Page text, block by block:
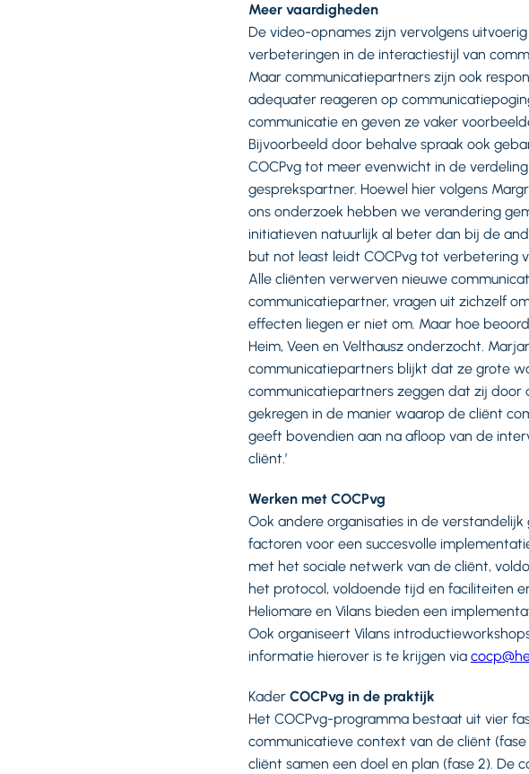
Meer vaardigheden
De video-opnames zijn vervolgens
verbeteringen in de interactiestijl van
Maar communicatiepartners zijn ook
adequater reageren op
communicatie en geven ze vaker
Bijvoorbeeld door behalve spraak ook
COCPvg tot meer evenwicht in de
gesprekspartner. Hoewel hier volgens
ons onderzoek hebben we verandering
initiatieven natuurlijk al beter dan bij de
but not least leidt COCPvg tot verbetering
Alle cliënten verwerven nieuwe
communicatiepartner, vragen uit zichzelf
effecten liegen er niet om. Maar hoe
Heim, Veen en Velthausz onderzocht.
communicatiepartners blijkt dat ze grote
communicatiepartners zeggen dat zij door
gekregen in de manier waarop de cliënt
geeft bovendien aan na afloop van de
cliënt.’
Werken met COCPvg
Ook andere organisaties in de
factoren voor een succesvolle
met het sociale netwerk van de cliënt,
het protocol, voldoende tijd en faciliteiten
Heliomare en Vilans bieden een
Ook organiseert Vilans
informatie hierover is te krijgen via
Kader COCPvg in de praktijk
Het COCPvg-programma bestaat uit vier
communicatieve context van de cliënt
cliënt samen een doel en plan (fase 2). De